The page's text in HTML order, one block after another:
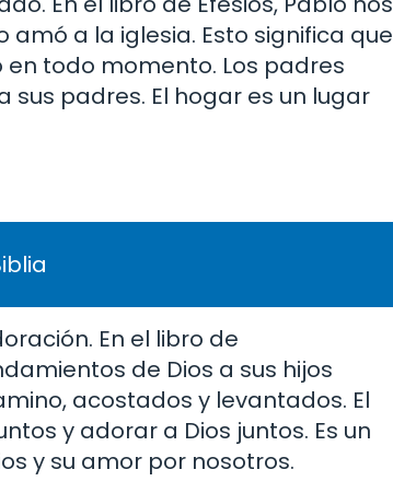
a la iglesia. Esto significa que
todo momento. Los padres
sus padres. El hogar es un lugar
En el libro de
de Dios a sus hijos
acostados y levantados. El
y adorar a Dios juntos. Es un
y su amor por nosotros.